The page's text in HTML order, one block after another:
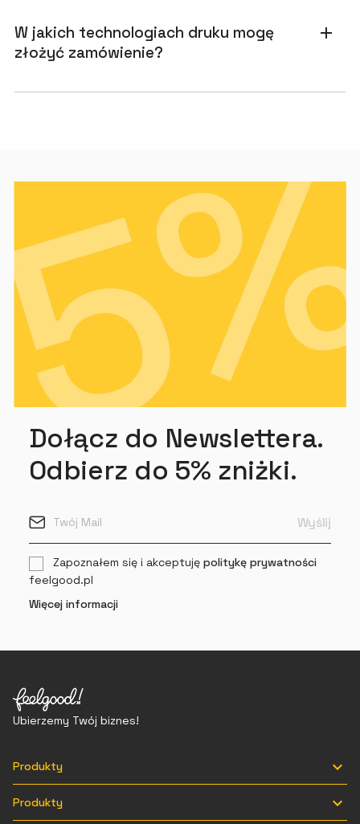
W jakich technologiach druku mogę
złożyć zamówienie?
add
Dołącz do Newslettera.
Odbierz do 5% zniżki.
Zapoznałem się i akceptuję politykę prywatności
feelgood.pl
Więcej informacji
Ubierzemy Twój biznes!
Produkty 
Produkty 